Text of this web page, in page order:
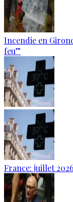
Incendie en
feu”
France: juillet